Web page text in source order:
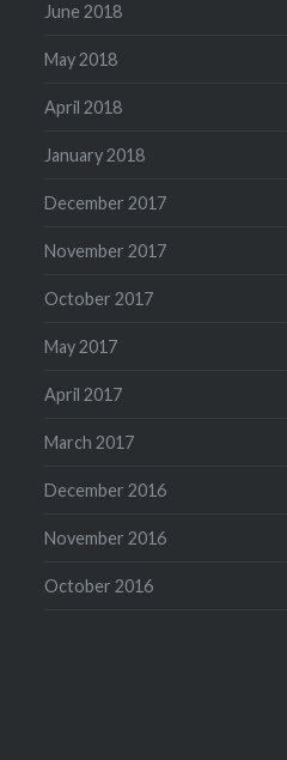
June 2018
May 2018
April 2018
January 2018
December 2017
November 2017
October 2017
May 2017
April 2017
March 2017
December 2016
November 2016
October 2016